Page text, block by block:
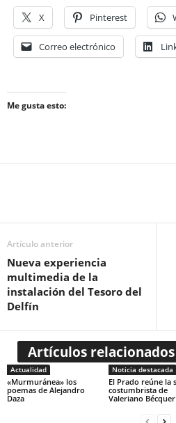
X Pinterest
Correo electrónico
Me gusta esto:
Artículo anterior
Nueva experiencia
multimedia de la
instalación del Tesoro del
Delfín
Artículos relacionados
Actualidad
«Murmuránea» los
poemas de Alejandro
Daza
Noticia destacada
El Prado reúne la
costumbrista de
Valeriano Bécquer